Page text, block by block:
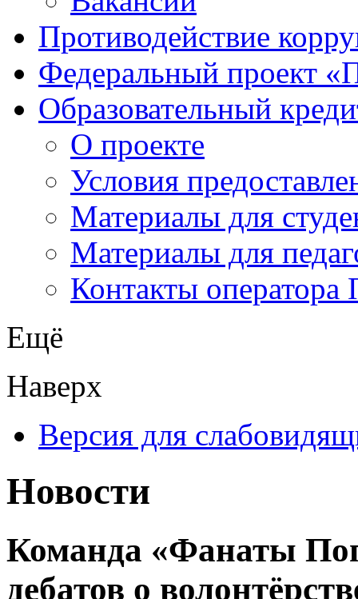
Противодействие
Федеральный проект
Образовательный
О проекте
Условия
Материалы для
Материалы для
Контакты оператора
Ещё
Наверх
Версия для
Новости
Команда «Фанаты
дебатов о